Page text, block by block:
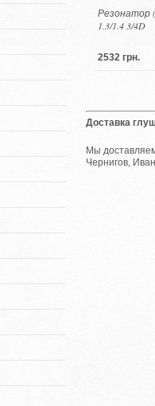
Резонатор
1.3/1.4 3/4D
2532 грн.
Доставка
Мы
Чернигов,